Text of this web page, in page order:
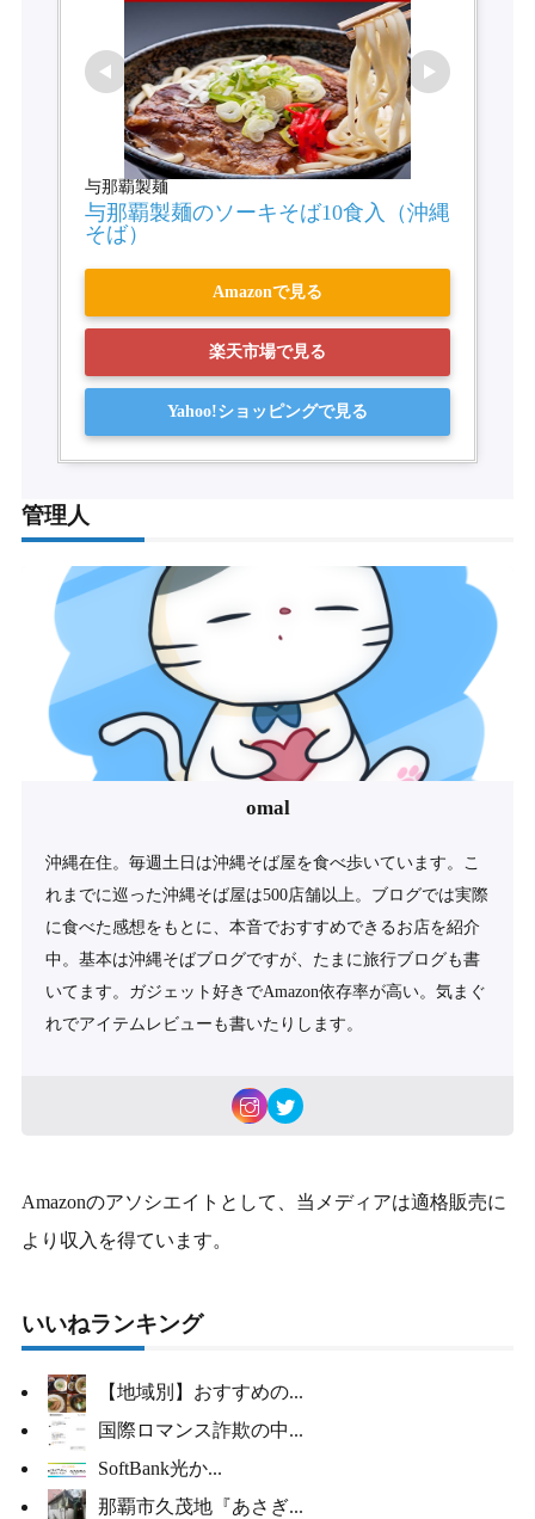
与那覇製麺
与那覇製麺のソーキそば10食入（沖縄
そば）
Amazonで見る
楽天市場で見る
Yahoo!ショッピングで見る
管理人
omal
沖縄在住。毎週土日は沖縄そば屋を食べ歩いています。こ
れまでに巡った沖縄そば屋は500店舗以上。ブログでは実際
に食べた感想をもとに、本音でおすすめできるお店を紹介
中。基本は沖縄そばブログですが、たまに旅行ブログも書
いてます。ガジェット好きでAmazon依存率が高い。気まぐ
れでアイテムレビューも書いたりします。
Amazonのアソシエイトとして、当メディアは適格販売に
より収入を得ています。
いいねランキング
【地域別】おすすめの...
国際ロマンス詐欺の中...
SoftBank光か...
那覇市久茂地『あさぎ...